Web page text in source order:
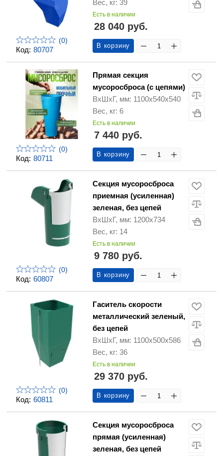
Код: 80707
(0)
Вес, кг: 39
Есть в наличии
28 040 руб.
В корзину
Код: 80711
(0)
Прямая секция
мусоросброса (с цепями)
ВхШхГ, мм: 1100х540х540
Вес, кг: 6
Есть в наличии
7 440 руб.
В корзину
Код: 60807
(0)
Секция мусоросброса
приемная (усиленная)
зеленая, без цепей
ВхШхГ, мм: 1200х734
Вес, кг: 14
Есть в наличии
9 780 руб.
В корзину
Код: 60811
(0)
Гаситель скорости
металлический зеленый,
без цепей
ВхШхГ, мм: 1100х500х586
Вес, кг: 36
Есть в наличии
29 370 руб.
В корзину
Секция мусоросброса
прямая (усиленная)
зеленая, без цепей